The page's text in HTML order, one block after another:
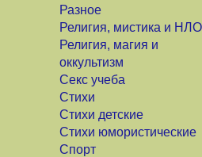
Разное
Религия, мистика и НЛО
Религия, магия и
оккультизм
Секс учеба
Стихи
Стихи детские
Стихи юмористические
Спорт